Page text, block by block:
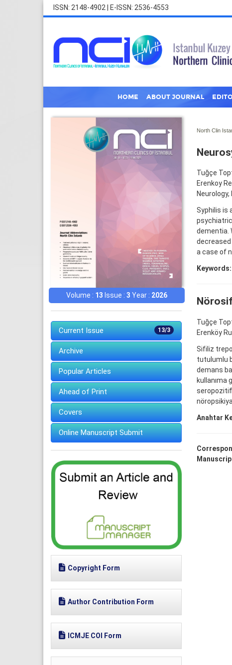
ISSN: 2148-4902 | E-ISSN: 2536-4553
HOME ABOUT JOURNAL
Volume : 13 Issue : 3 Year : 2026
13/3
Current Issue
Archive
Popular Articles
Ahead of Print
Covers
Online Manuscript Submit
Copyright Form
Author Contribution Form
ICMJE COI Form
North Clin
Tuğçe
Erenkoy
Neurology,
Syphilis is
dementia.
decreased
a case of
Keywords:
Tuğçe
Erenköy
Sifiliz
tutulumlu
demans
kullanıma
Anahtar